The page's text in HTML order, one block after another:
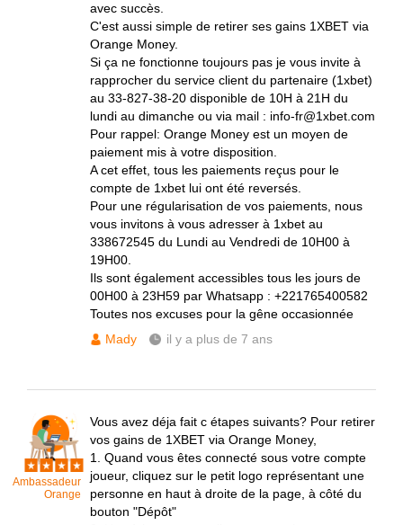
avec succès.
C'est aussi simple de retirer ses gains 1XBET via
Orange Money.
Si ça ne fonctionne toujours pas je vous invite à
rapprocher du service client du partenaire (1xbet)
au 33-827-38-20 disponible de 10H à 21H du
lundi au dimanche ou via mail : info-fr@1xbet.com
Pour rappel: Orange Money est un moyen de
paiement mis à votre disposition.
A cet effet, tous les paiements reçus pour le
compte de 1xbet lui ont été reversés.
Pour une régularisation de vos paiements, nous
vous invitons à vous adresser à 1xbet au
338672545 du Lundi au Vendredi de 10H00 à
19H00.
Ils sont également accessibles tous les jours de
00H00 à 23H59 par Whatsapp : +221765400582
Toutes nos excuses pour la gêne occasionnée
Mady
il y a plus de 7 ans
Ambassadeur
Orange
Vous avez déja fait c étapes suivants? Pour retirer
vos gains de 1XBET via Orange Money,
1. Quand vous êtes connecté sous votre compte
joueur, cliquez sur le petit logo représentant une
personne en haut à droite de la page, à côté du
bouton "Dépôt"